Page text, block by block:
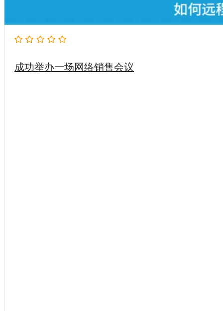
成功举办一场网络销售会议